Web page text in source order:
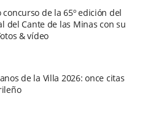
de la 65º edición del
del Cante de las Minas con su
& vídeo
de la Villa 2026: once citas